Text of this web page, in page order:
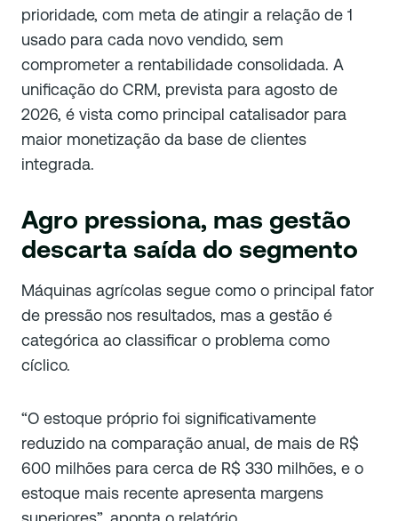
prioridade, com meta de atingir a relação de 1
usado para cada novo vendido, sem
comprometer a rentabilidade consolidada. A
unificação do CRM, prevista para agosto de
2026, é vista como principal catalisador para
maior monetização da base de clientes
integrada.
Agro pressiona, mas gestão
descarta saída do segmento
Máquinas agrícolas segue como o principal fator
de pressão nos resultados, mas a gestão é
categórica ao classificar o problema como
cíclico.
“O estoque próprio foi significativamente
reduzido na comparação anual, de mais de R$
600 milhões para cerca de R$ 330 milhões, e o
estoque mais recente apresenta margens